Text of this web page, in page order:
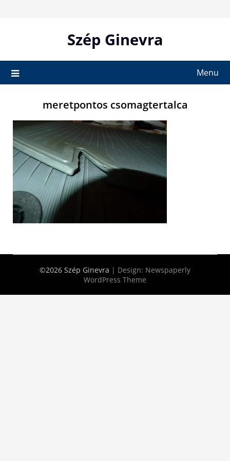
Szép Ginevra
Menu
meretpontos csomagtertalca
©2026 Szép Ginevra | Design: Newspaperly
WordPress Theme